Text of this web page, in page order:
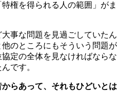
権を得られる人の範囲」がま
事な問題を見過ごしていたん
のところにもそういう問題が
定の全体を見なければならな
です。
らあって、それもひどいとは